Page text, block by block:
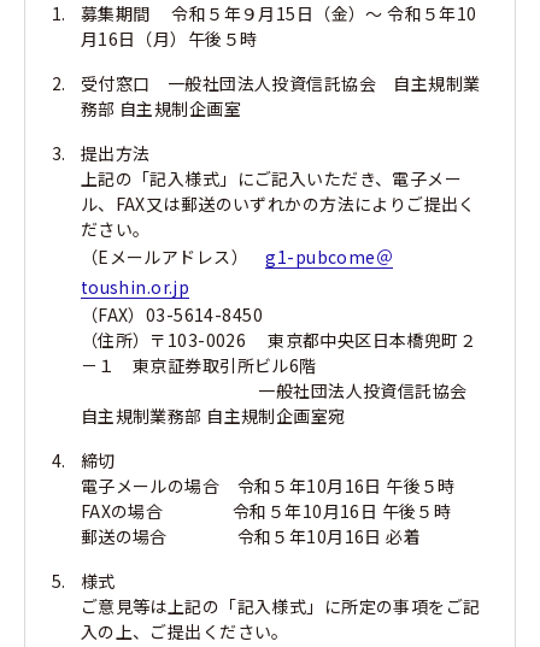
募集期間 令和５年９月15日（金）～ 令和５年10
月16日（月）午後５時
受付窓口 一般社団法人投資信託協会 自主規制業
務部 自主規制企画室
提出方法
上記の「記入様式」にご記入いただき、電子メー
ル、FAX又は郵送のいずれかの方法によりご提出く
ださい。
（Eメールアドレス）g1-pubcome＠
toushin.or.jp
（FAX）03-5614-8450
（住所）〒103-0026 東京都中央区日本橋兜町２
－１ 東京証券取引所ビル6階
一般社団法人投資信託協会
自主規制業務部 自主規制企画室宛
締切
電子メールの場合 令和５年10月16日 午後５時
FAXの場合 令和５年10月16日 午後５時
郵送の場合 令和５年10月16日 必着
様式
ご意見等は上記の「記入様式」に所定の事項をご記
入の上、ご提出ください。